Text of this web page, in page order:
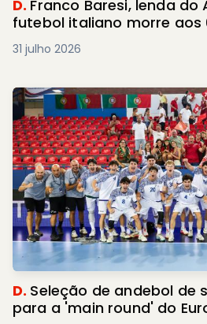
D. Franco Baresi, lenda do
futebol italiano morre aos
31 julho 2026
D. Seleção de andebol de
para a 'main round' do